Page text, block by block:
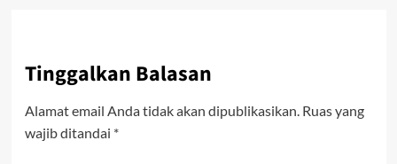
Tinggalkan Balasan
Alamat email Anda tidak akan dipublikasikan. Ruas yang
wajib ditandai *